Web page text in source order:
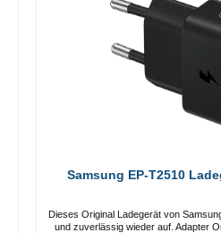
Samsung EP-
Dieses Original Ladegerät von Samsung lädt alle Smartphones
und zuverlässig wieder auf. Adapter Original Samsung Hochwertige